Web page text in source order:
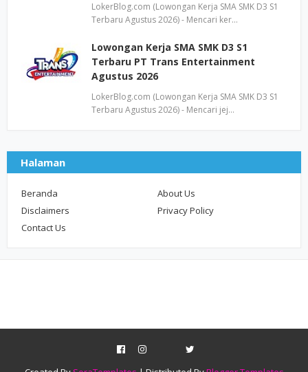
LokerBlog.com (Lowongan Kerja SMA SMK D3 S1
Terbaru Agustus 2026) - Mencari ker…
Lowongan Kerja SMA SMK D3 S1
Terbaru PT Trans Entertainment
Agustus 2026
LokerBlog.com (Lowongan Kerja SMA SMK D3 S1
Terbaru Agustus 2026) - Mencari jej…
Halaman
Beranda
About Us
Disclaimers
Privacy Policy
Contact Us